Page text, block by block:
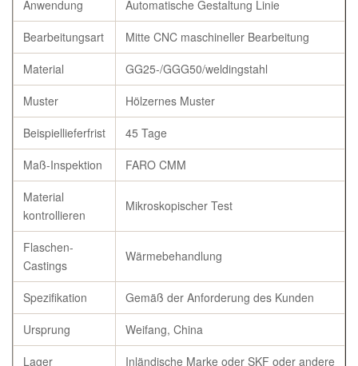
Anwendung
Automatische Gestaltung Linie
Bearbeitungsart
Mitte CNC maschineller Bearbeitung
Material
GG25-/GGG50/weldingstahl
Muster
Hölzernes Muster
Beispiellieferfrist
45 Tage
Maß-Inspektion
FARO CMM
Material
kontrollieren
Mikroskopischer Test
Flaschen-
Castings
Wärmebehandlung
Spezifikation
Gemäß der Anforderung des Kunden
Ursprung
Weifang, China
Lager
Inländische Marke oder SKF oder andere